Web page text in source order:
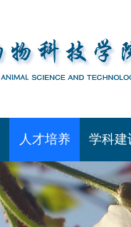
人才培养 学科建